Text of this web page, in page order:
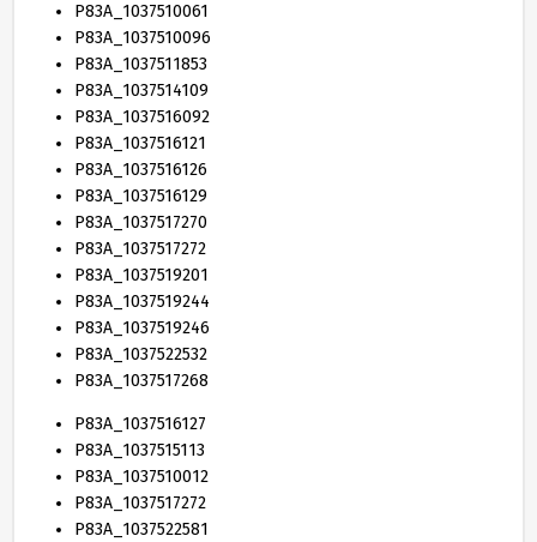
P83A_ 1037510061
P83A_ 1037510096
P83A_ 1037511853
P83A_ 1037514109
P83A_ 1037516092
P83A_ 1037516121
P83A_ 1037516126
P83A_ 1037516129
P83A_ 1037517270
P83A_ 1037517272
P83A_ 1037519201
P83A_ 1037519244
P83A_ 1037519246
P83A_ 1037522532
P83A_ 1037517268
P83A_ 1037516127
P83A_ 1037515113
P83A_ 1037510012
P83A_ 1037517272
P83A_ 1037522581